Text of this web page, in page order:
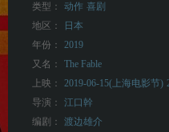
类型： 动作 喜剧
地区：
日本
年份：
2019
又名：
The Fable
上映：
2019-06-15(上海电影节)
导演：
江口幹
编剧：
渡边雄介